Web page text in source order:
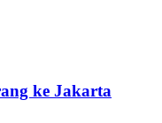
ke Jakarta